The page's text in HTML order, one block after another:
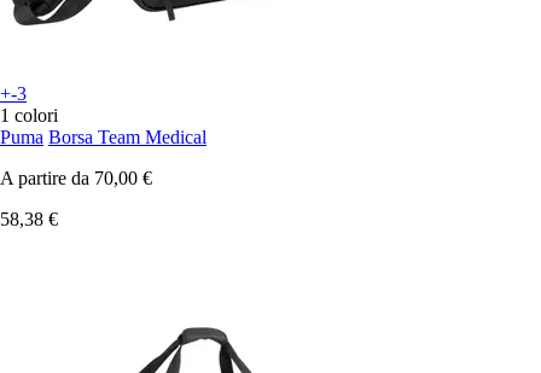
+-3
1 colori
Puma Borsa Team Medical
A partire da 70,00 €
58,38 €